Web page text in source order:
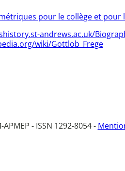
pour le collège et pour
andrews.ac.uk/
wiki/Gottlob_Frege
APMEP - ISSN 1292-8054 -